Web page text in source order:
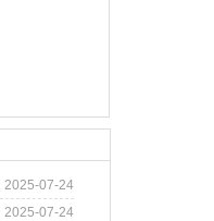
2025-07-24
2025-07-24